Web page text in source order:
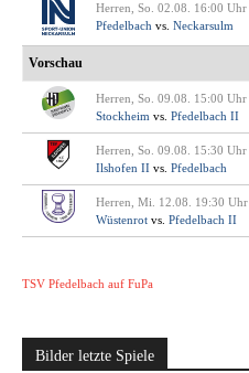
Herren, So. 02.08. 16:00 Uhr
Pfedelbach vs. Neckarsulm
Vorschau
Herren, So. 09.08. 15:00 Uhr
Stockheim vs. Pfedelbach II
Herren, So. 09.08. 15:30 Uhr
Ilshofen II vs. Pfedelbach
Herren, Mi. 12.08. 19:30 Uhr
Wüstenrot vs. Pfedelbach II
TSV Pfedelbach auf FuPa
Bilder letzte Spiele